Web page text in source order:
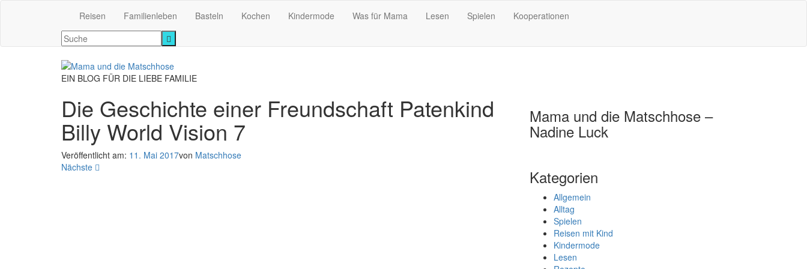
Reisen Familienleben Basteln Kochen Kindermode Was für Mama Lesen Spielen Kooperationen
EIN BLOG FÜR DIE LIEBE FAMILIE
Die Geschichte einer Freundschaft Patenkind
Billy World Vision 7
Veröffentlicht am: 11. Mai 2017von Matschhose
Nächste
Mama und die Matschhose –
Nadine Luck
Kategorien
Allgemein
Alltag
Spielen
Reisen mit Kind
Kindermode
Lesen